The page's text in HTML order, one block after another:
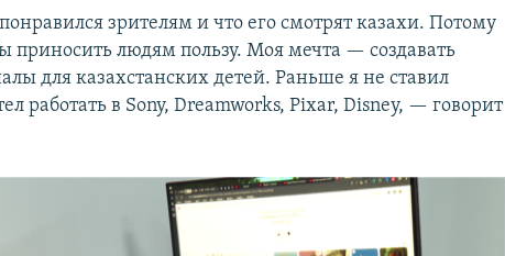
зрителям и что его смотрят казахи. Потому
приносить людям пользу. Моя мечта — создавать
для казахстанских детей. Раньше я не ставил
работать в Sony, Dreamworks, Pixar, Disney, — говорит